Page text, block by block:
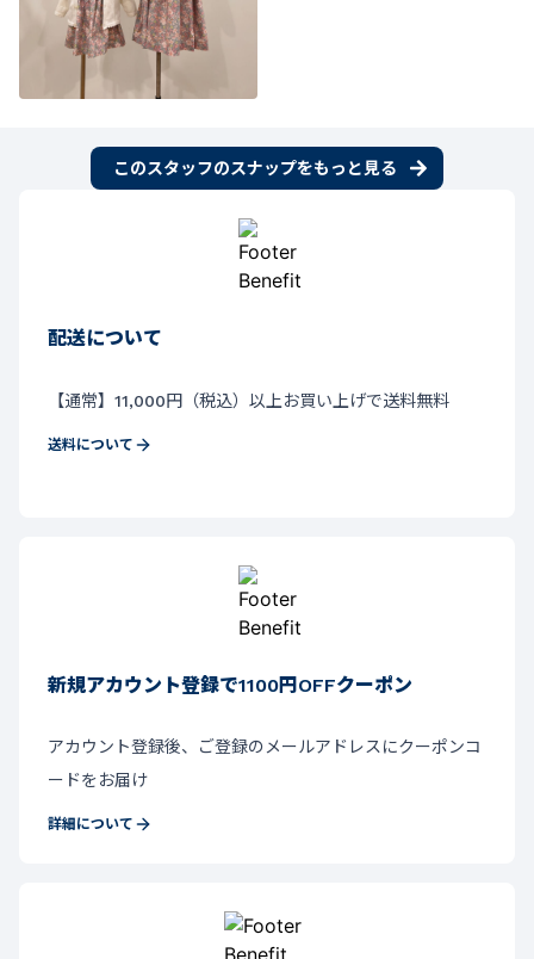
このスタッフのスナップをもっと見る
配送について
【通常】11,000円（税込）以上お買い上げで送料無料
送料について
新規アカウント登録で1100円OFFクーポン
アカウント登録後、ご登録のメールアドレスにクーポンコ
ードをお届け
詳細について